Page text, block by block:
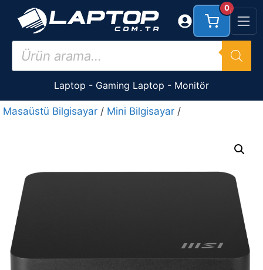
İçeriğe
Products
search
Laptop - Gaming Laptop - Monitör
0
Masaüstü Bilgisayar / Mini Bilgisayar /